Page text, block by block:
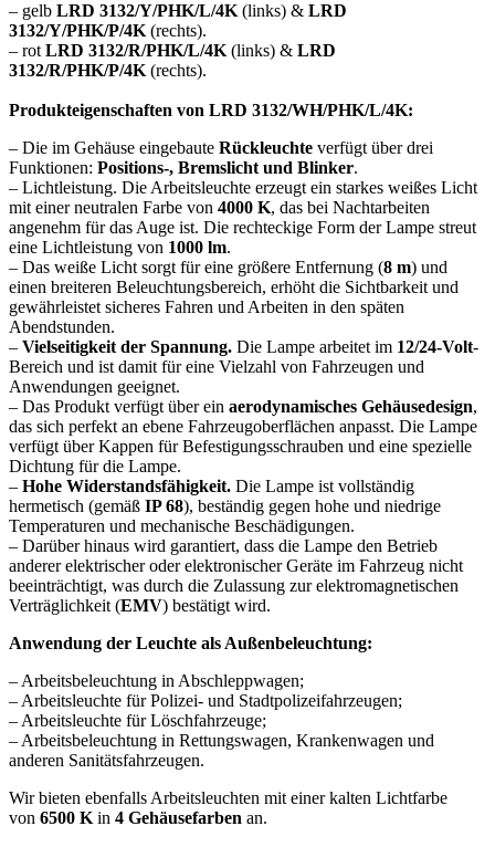
– gelb LRD 3132/Y/PHK/L/4K (links) & LRD
3132/Y/PHK/P/4K (rechts).
– rot LRD 3132/R/PHK/L/4K (links) & LRD
3132/R/PHK/P/4K (rechts).
Produkteigenschaften von LRD 3132/WH/PHK/L/4K:
– Die im Gehäuse eingebaute Rückleuchte verfügt über drei
Funktionen: Positions-, Bremslicht und Blinker.
– Lichtleistung. Die Arbeitsleuchte erzeugt ein starkes weißes Licht
mit einer neutralen Farbe von 4000 K, das bei Nachtarbeiten
angenehm für das Auge ist. Die rechteckige Form der Lampe streut
eine Lichtleistung von 1000 lm.
– Das weiße Licht sorgt für eine größere Entfernung (8 m) und
einen breiteren Beleuchtungsbereich, erhöht die Sichtbarkeit und
gewährleistet sicheres Fahren und Arbeiten in den späten
Abendstunden.
– Vielseitigkeit der Spannung. Die Lampe arbeitet im 12/24-Volt-
Bereich und ist damit für eine Vielzahl von Fahrzeugen und
Anwendungen geeignet.
– Das Produkt verfügt über ein aerodynamisches Gehäusedesign,
das sich perfekt an ebene Fahrzeugoberflächen anpasst. Die Lampe
verfügt über Kappen für Befestigungsschrauben und eine spezielle
Dichtung für die Lampe.
– Hohe Widerstandsfähigkeit. Die Lampe ist vollständig
hermetisch (gemäß IP 68), beständig gegen hohe und niedrige
Temperaturen und mechanische Beschädigungen.
– Darüber hinaus wird garantiert, dass die Lampe den Betrieb
anderer elektrischer oder elektronischer Geräte im Fahrzeug nicht
beeinträchtigt, was durch die Zulassung zur elektromagnetischen
Verträglichkeit (EMV) bestätigt wird.
Anwendung der Leuchte als Außenbeleuchtung:
– Arbeitsbeleuchtung in Abschleppwagen;
– Arbeitsleuchte für Polizei- und Stadtpolizeifahrzeugen;
– Arbeitsleuchte für Löschfahrzeuge;
– Arbeitsbeleuchtung in Rettungswagen, Krankenwagen und
anderen Sanitätsfahrzeugen.
Wir bieten ebenfalls Arbeitsleuchten mit einer kalten Lichtfarbe
von 6500 K in 4 Gehäusefarben an.